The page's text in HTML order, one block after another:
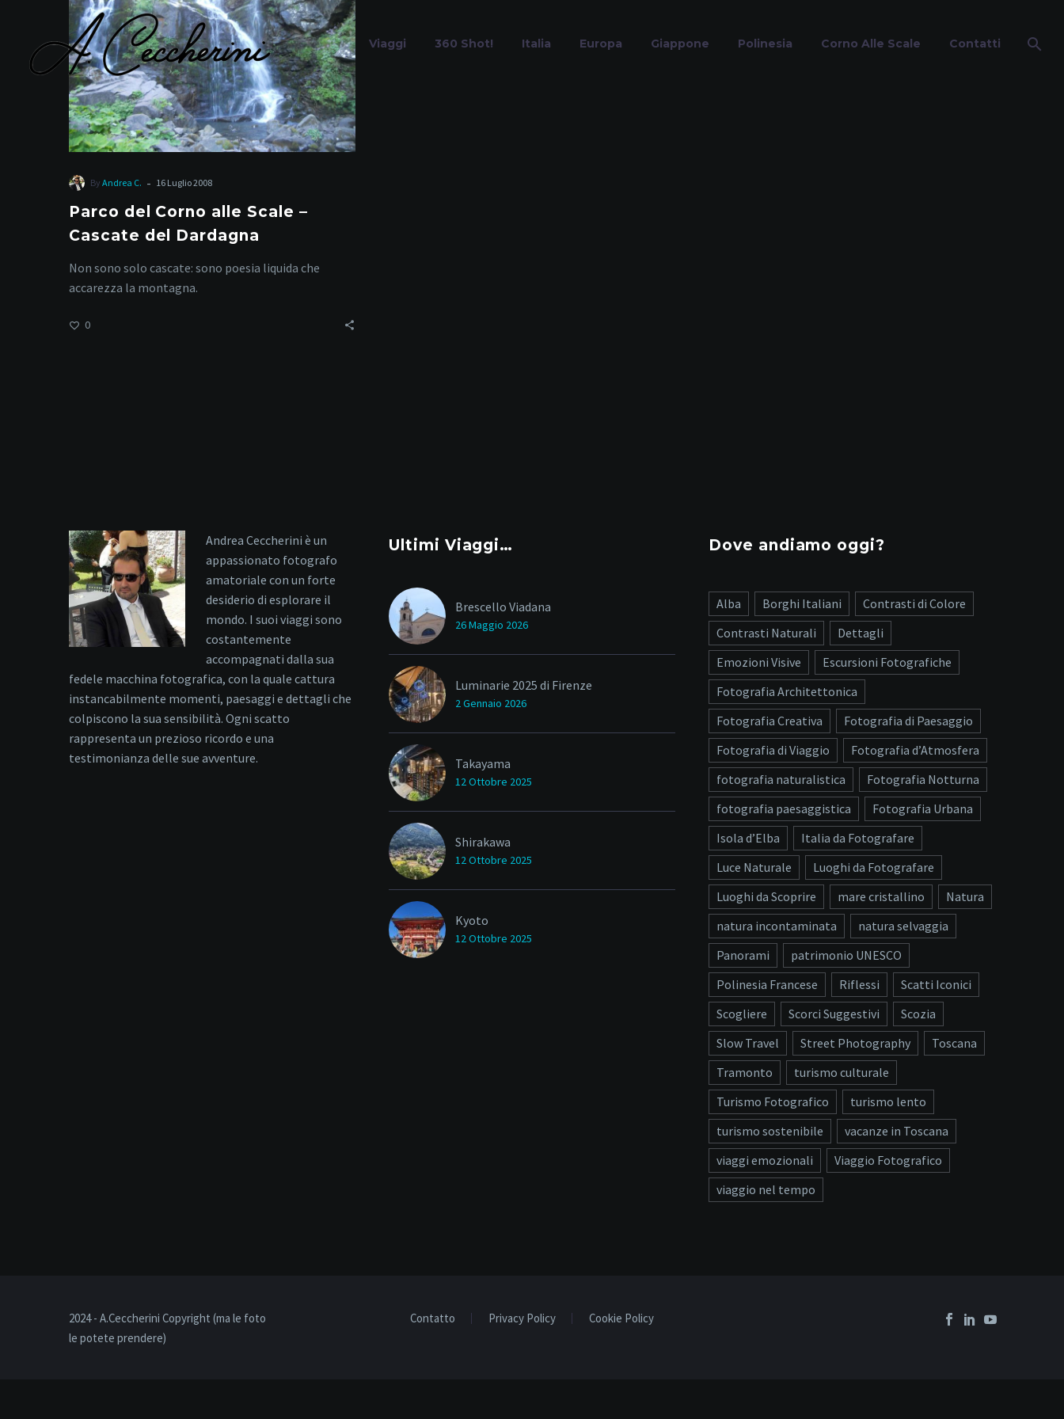
Viaggi 360 Shot! Italia Europa Giappone Polinesia Corno Alle Scale Contatti
alle
Scale
–
Cascate
del
Dardagna
By Andrea C. - 16 Luglio 2008
Parco del Corno alle Scale –
Cascate del Dardagna
Non sono solo cascate: sono poesia liquida che
accarezza la montagna.
0
Andrea Ceccherini è un
appassionato fotografo
amatoriale con un forte
desiderio di esplorare il
mondo. I suoi viaggi sono
costantemente
accompagnati dalla sua
fedele macchina fotografica, con la quale cattura
instancabilmente momenti, paesaggi e dettagli che
colpiscono la sua sensibilità. Ogni scatto
rappresenta un prezioso ricordo e una
testimonianza delle sue avventure.
Ultimi Viaggi…
Brescello Viadana
26 Maggio 2026
Luminarie 2025 di Firenze
2 Gennaio 2026
Takayama
12 Ottobre 2025
Shirakawa
12 Ottobre 2025
Kyoto
12 Ottobre 2025
Dove andiamo oggi?
Alba Borghi Italiani
Contrasti di Colore
Contrasti Naturali
Dettagli
Emozioni Visive
Escursioni Fotografiche
Fotografia Architettonica
Fotografia Creativa
Fotografia di Paesaggio
Fotografia di Viaggio
Fotografia d’Atmosfera
fotografia naturalistica
Fotografia Notturna
fotografia paesaggistica
Fotografia Urbana
Isola d’Elba
Italia da Fotografare
Luce Naturale
Luoghi da Fotografare
Luoghi da Scoprire
mare cristallino
Natura
natura incontaminata
natura selvaggia
Panorami
patrimonio UNESCO
Polinesia Francese
Riflessi
Scatti Iconici
Scogliere
Scorci Suggestivi
Scozia
Slow Travel
Street Photography
Toscana
Tramonto
turismo culturale
Turismo Fotografico
turismo lento
turismo sostenibile
vacanze in Toscana
viaggi emozionali
Viaggio Fotografico
viaggio nel tempo
Contatto Privacy Policy Cookie Policy
2024 - A.Ceccherini Copyright (ma le foto
le potete prendere)